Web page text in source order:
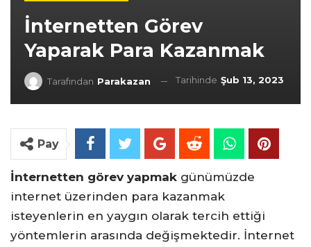
İnternetten Görev
Yaparak Para Kazanmak
Tarafından Parakazan Tarihinde Şub 13, 2023
Pay
İnternetten görev yapmak günümüzde
internet üzerinden para kazanmak
isteyenlerin en yaygın olarak tercih ettiği
yöntemlerin arasında değişmektedir. İnternet